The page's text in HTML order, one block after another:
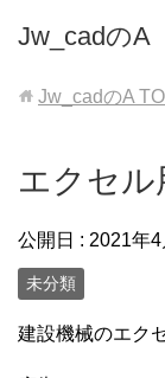
Jw_cadのA
Jw_cadのA
エクセル
公開日 : 2021年4
未分類
建設機械のエク